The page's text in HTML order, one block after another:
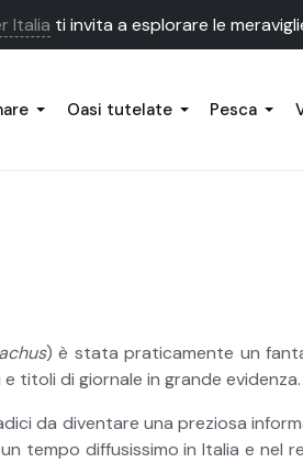
Italia ti invita a esplorare le
Oasi tutelate Pesca
) è stata praticamente un
titoli di giornale in grande evidenza.
da diventare una preziosa
tempo diffusissimo in Italia e